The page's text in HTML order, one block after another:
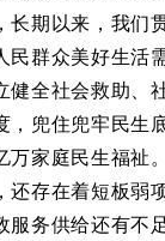
长期以来，我们
民群众美好生活
健全社会救助、
，兜住兜牢民生
万家庭民生福祉
还存在着短板弱
服务供给还有不